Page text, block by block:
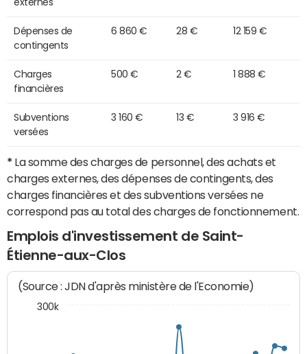
externes
Dépenses de
contingents
6 860 € 28 € 12 159 €
Charges
financières
500 € 2 € 1 888 €
Subventions
versées
3 160 € 13 € 3 916 €
* La somme des charges de personnel, des achats et
charges externes, des dépenses de contingents, des
charges financières et des subventions versées ne
correspond pas au total des charges de fonctionnement.
Emplois d'investissement de Saint-
Étienne-aux-Clos
(Source : JDN d'après ministère de l'Economie)
300k